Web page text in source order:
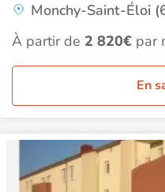
Monchy-Saint-Éloi
À partir de 2 820€ par
En